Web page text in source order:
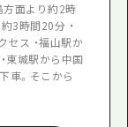
方面より約2時
3時間20分 ・
ス ・福山駅か
東城駅から中国
車。そこから